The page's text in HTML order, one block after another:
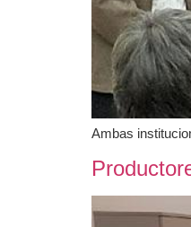
Ambas